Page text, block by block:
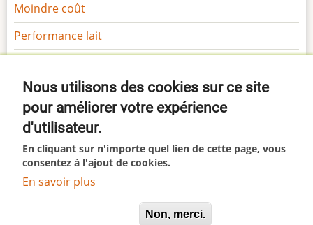
Moindre coût
Performance lait
Sécurité
Gamme Margaron
Gamme Marga
© 2026 Margaron, All rights reserved.
This site uses cookies. By continuing to browse the site
Nous utilisons des cookies sur ce site
pour améliorer votre expérience
d'utilisateur.
En cliquant sur n'importe quel lien de cette page, vous
consentez à l'ajout de cookies.
En savoir plus
Non, merci.